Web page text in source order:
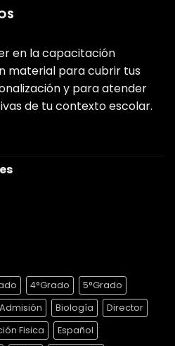
en la capacitación
material para cubrir tus
y para atender
de tu contexto escolar.
4°Grado
5°Grado
Admisión Biología
Director
Fisica
Español